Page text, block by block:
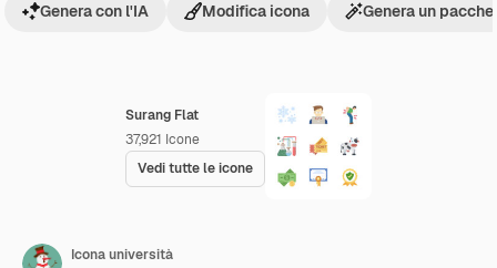
Surang Flat
37,921 Icone
Vedi tutte le icone
Genera con l'IA Modifica icona Genera un
Icona università